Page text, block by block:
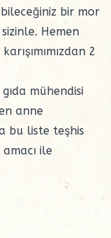
bir mor
Hemen
2
mühendisi
anne
bu liste teşhis
ile